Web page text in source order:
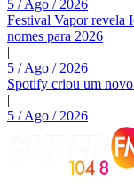
5 / Ago / 2026
Festival Vapor revela
nomes para 2026
|
5 / Ago / 2026
Spotify criou um novo
|
5 / Ago / 2026